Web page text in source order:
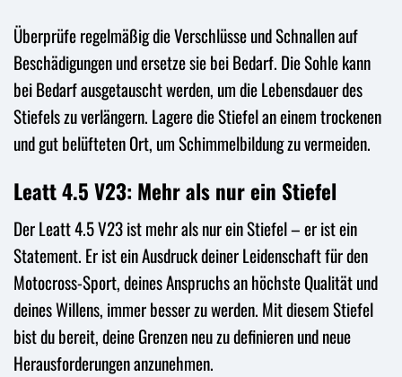
Überprüfe regelmäßig die Verschlüsse und Schnallen auf
Beschädigungen und ersetze sie bei Bedarf. Die Sohle kann
bei Bedarf ausgetauscht werden, um die Lebensdauer des
Stiefels zu verlängern. Lagere die Stiefel an einem trockenen
und gut belüfteten Ort, um Schimmelbildung zu vermeiden.
Leatt 4.5 V23: Mehr als nur ein Stiefel
Der Leatt 4.5 V23 ist mehr als nur ein Stiefel – er ist ein
Statement. Er ist ein Ausdruck deiner Leidenschaft für den
Motocross-Sport, deines Anspruchs an höchste Qualität und
deines Willens, immer besser zu werden. Mit diesem Stiefel
bist du bereit, deine Grenzen neu zu definieren und neue
Herausforderungen anzunehmen.